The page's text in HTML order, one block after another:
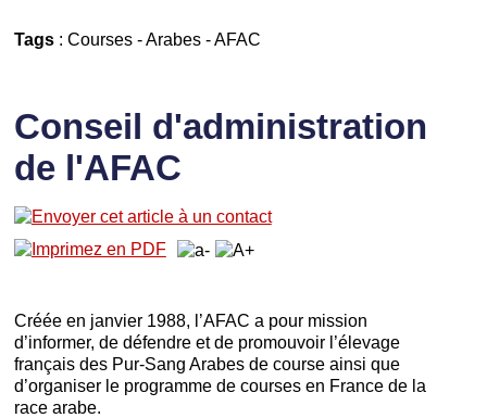
Tags: Courses-Arabes-AFAC
Conseil d'administration
de l'AFAC
Créée en janvier 1988, l’AFAC a pour mission
d’informer, de défendre et de promouvoir l’élevage
français des Pur-Sang Arabes de course ainsi que
d’organiser le programme de courses en France de la
race arabe.